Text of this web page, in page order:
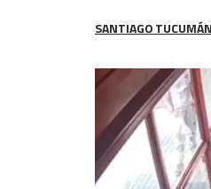
SANTIAGO TUCUMÁN